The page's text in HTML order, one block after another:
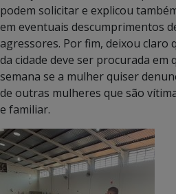
podem solicitar e explicou
em eventuais descumprimentos
agressores. Por fim, deixou claro
da cidade deve ser procurada em
semana se a mulher quiser
de outras mulheres que são
e familiar.